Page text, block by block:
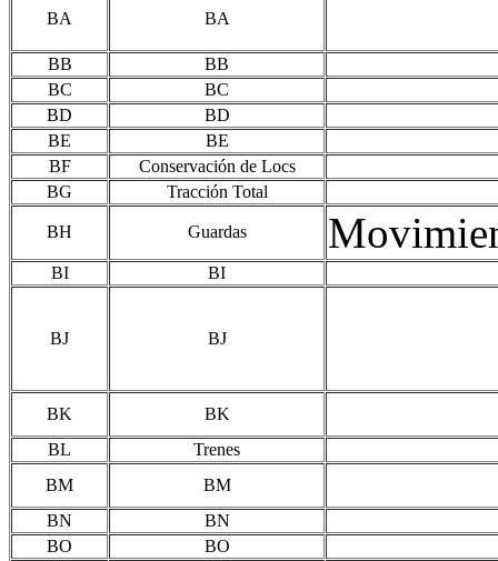
BA BA
BB
BB
BC
BC
BD
BD
BE
BE
BF
Conservación de Locs
BG
Tracción Total
BH Guardas
BI BI
BJ BJ
BK
BK
BL
Trenes
BM
BM
BN
BN
BO
BO